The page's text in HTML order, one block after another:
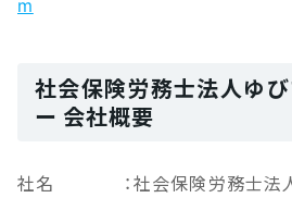
社会保険労務士法人ゆ
ー 会社概要
社名 ：社会保険労務士法人